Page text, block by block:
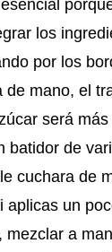
los
por los
de mano, el
será
batidor de
cuchara de
aplicas un
mezclar a